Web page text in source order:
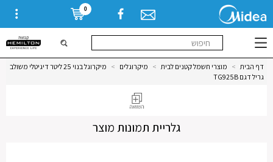
0
דף הבית > מוצרי חשמל קטנים לבית > מיקרוגלים >
מיקרוגל בנוי 25 ליטר דיגיטלי משולב
גריל דגם TG925B
גלריית תמונות מוצר